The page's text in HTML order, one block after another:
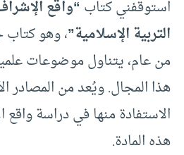
استوقفني كتاب “واقع
التربية الإسلامية”، وهو
من عام، يتناول موضوعات
هذا المجال. ويُعد من المصادر
الاستفادة منها في دراسة
هذه المادة.